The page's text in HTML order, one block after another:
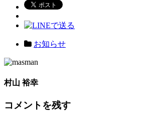
お知らせ
村山 裕幸
コメントを残す